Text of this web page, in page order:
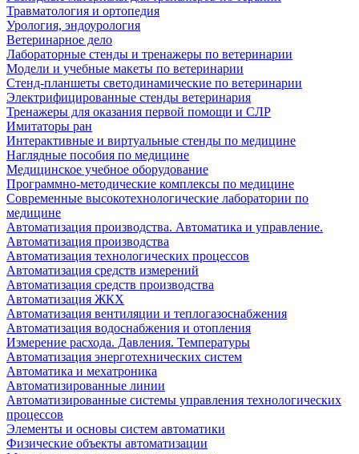
Травматология и ортопедия
Урология, эндоурология
Ветеринарное дело
Лабораторные стенды и тренажеры по ветеринарии
Модели и учебные макеты по ветеринарии
Стенд-планшеты светодинамические по ветеринарии
Электрифицированные стенды ветеринария
Тренажеры для оказания первой помощи и СЛР
Имитаторы ран
Интерактивные и виртуальные стенды по медицине
Наглядные пособия по медицине
Медицинское учебное оборудование
Программно-методические комплексы по медицине
Современные высокотехнологические лаборатории по
медицине
Автоматизация производства. Автоматика и управление.
Автоматизация производства
Автоматизация технологических процессов
Автоматизация средств измерений
Автоматизация средств производства
Автоматизация ЖКХ
Автоматизация вентиляции и теплогазоснабжения
Автоматизация водоснабжения и отопления
Измерение расхода. Давления. Температуры
Автоматизация энерготехнических систем
Автоматика и мехатроника
Автоматизированные линии
Автоматизированные системы управления технологических
процессов
Элементы и основы систем автоматики
Физические объекты автоматизации